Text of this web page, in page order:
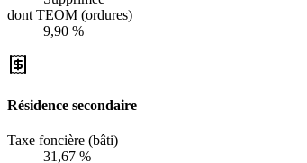
dont TEOM (ordures)
9,90 %
Résidence secondaire
Taxe foncière (bâti)
31,67 %